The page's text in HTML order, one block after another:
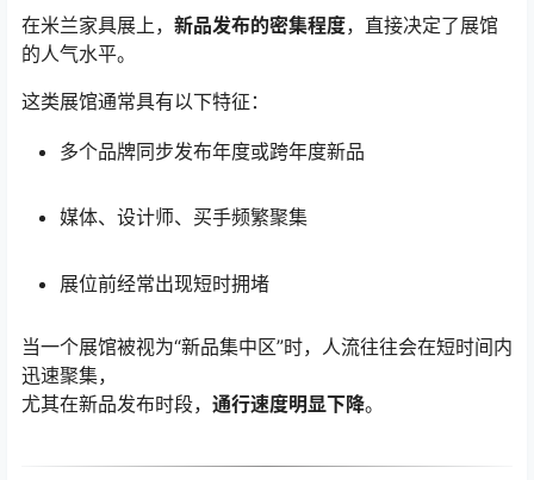
在米兰家具展上， 新品发布的密集程度，直接决定了展馆
的人气水平。
这类展馆通常具有以下特征：
多个品牌同步发布年度或跨年度新品
媒体、设计师、买手频繁聚集
展位前经常出现短时拥堵
当一个展馆被视为“新品集中区”时，人流往往会在短时间内
迅速聚集，
尤其在新品发布时段， 通行速度明显下降。